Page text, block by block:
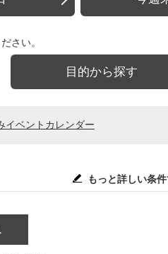
さい。
目的から探す
イベントカレンダー
もっと詳しい条